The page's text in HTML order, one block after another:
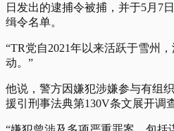
日发出的逮捕令被捕，并于5月7
缉令名单。
“TR党自2021年以来活跃于雪州
动。”
他说，警方因嫌犯涉嫌参与有组
援引刑事法典第130V条文展开调查